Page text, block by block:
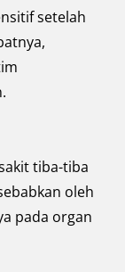
setelah
tiba-tiba
oleh
pada organ